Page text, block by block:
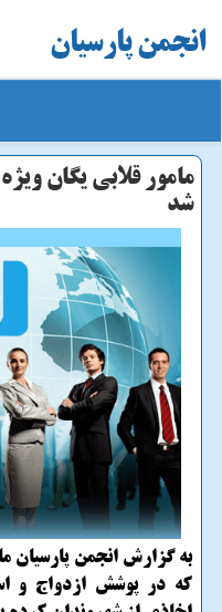
انجمن پارسیان
شد
به گزارش انجمن پارسیان
كه در پوشش ازدواج و